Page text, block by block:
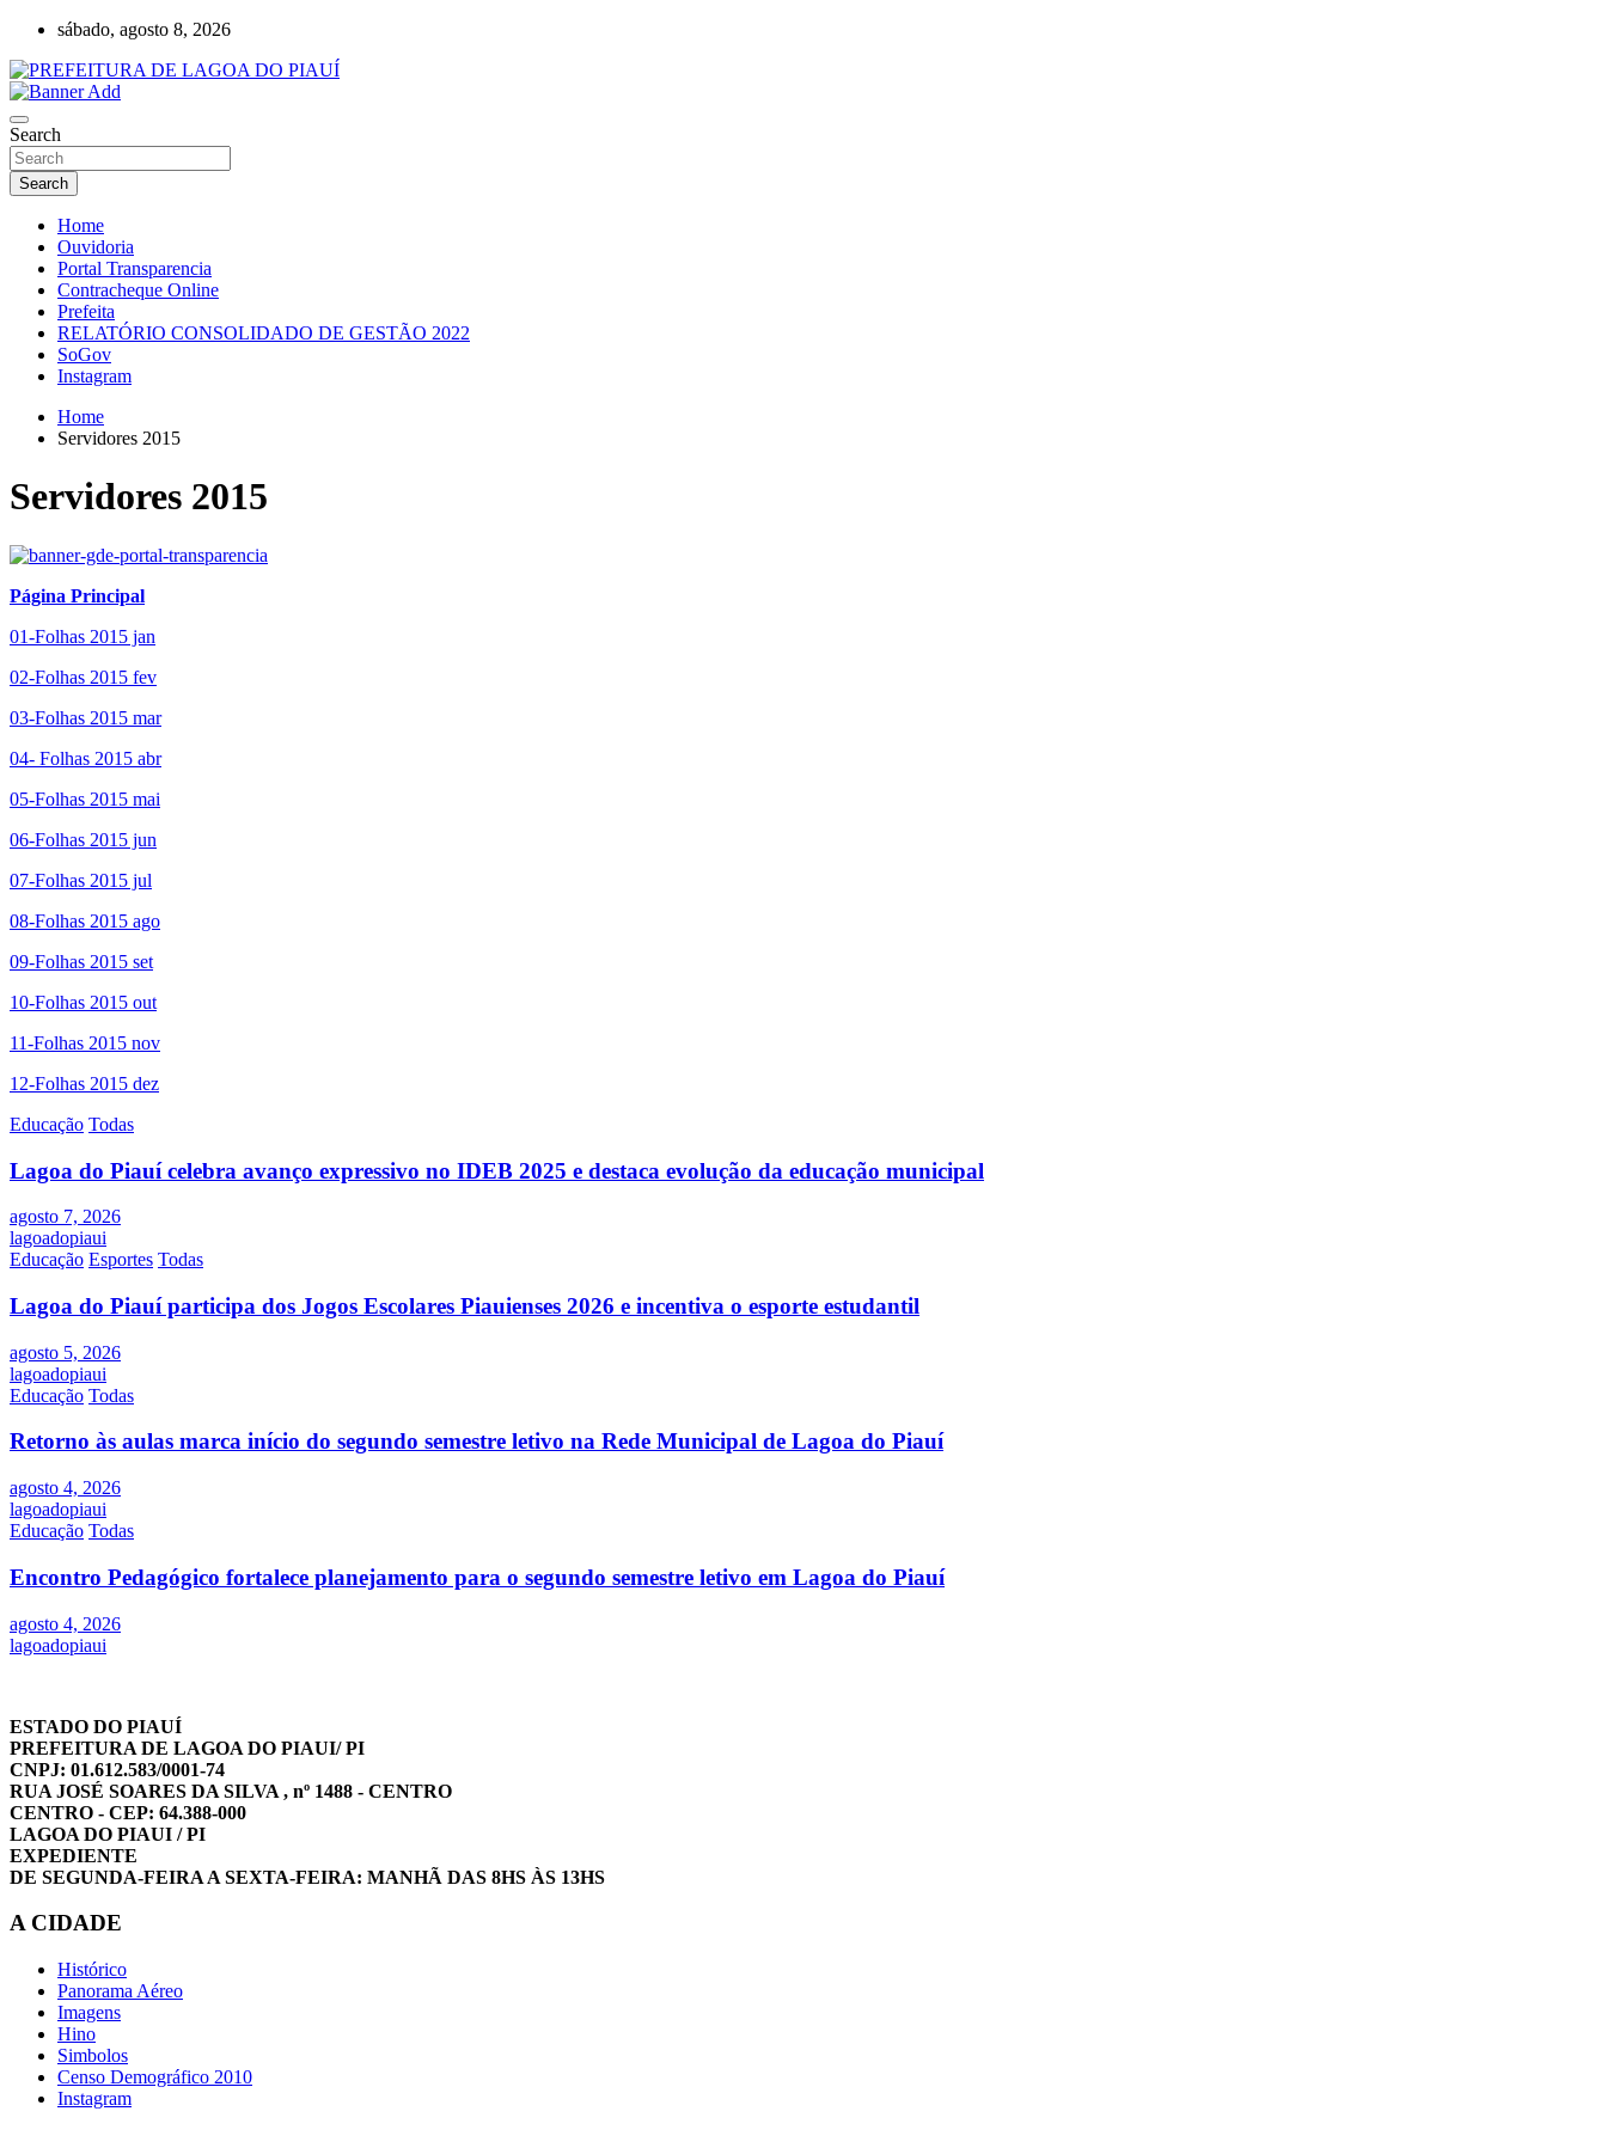
Skip
content
sábado, agosto 8, 2026
PREFEITURA DE LAGOA DO PIAUÍ
Search
Search
Home
Ouvidoria
Portal Transparencia
Contracheque Online
Prefeita
RELATÓRIO CONSOLIDADO DE GESTÃO 2022
SoGov
Instagram
Home
Servidores 2015
Servidores 2015
Página Principal
01-Folhas 2015 jan
02-Folhas 2015 fev
03-Folhas 2015 mar
04- Folhas 2015 abr
05-Folhas 2015 mai
06-Folhas 2015 jun
07-Folhas 2015 jul
08-Folhas 2015 ago
09-Folhas 2015 set
10-Folhas 2015 out
11-Folhas 2015 nov
12-Folhas 2015 dez
Educação Todas
Lagoa do Piauí celebra avanço expressivo no IDEB 2025 e destaca evolução da educação municipal
agosto 7, 2026
lagoadopiaui
Educação Esportes Todas
Lagoa do Piauí participa dos Jogos Escolares Piauienses 2026 e incentiva o esporte estudantil
agosto 5, 2026
lagoadopiaui
Educação Todas
Retorno às aulas marca início do segundo semestre letivo na Rede Municipal de Lagoa do Piauí
agosto 4, 2026
lagoadopiaui
Educação Todas
Encontro Pedagógico fortalece planejamento para o segundo semestre letivo em Lagoa do Piauí
agosto 4, 2026
lagoadopiaui
ESTADO DO PIAUÍ
PREFEITURA DE LAGOA DO PIAUI/ PI
CNPJ: 01.612.583/0001-74
RUA JOSÉ SOARES DA SILVA , nº 1488 - CENTRO
CENTRO - CEP: 64.388-000
LAGOA DO PIAUI / PI
EXPEDIENTE
DE SEGUNDA-FEIRA A SEXTA-FEIRA: MANHÃ DAS 8HS ÀS 13HS
A CIDADE
Histórico
Panorama Aéreo
Imagens
Hino
Simbolos
Censo Demográfico 2010
Instagram